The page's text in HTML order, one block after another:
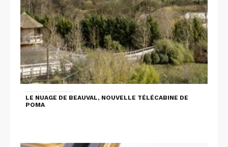
LE NUAGE DE BEAUVAL, NOUVELLE TÉLÉCABINE DE
POMA